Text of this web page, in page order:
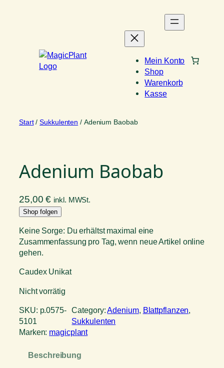
Mein Konto
Shop
Warenkorb
Kasse
Start/Sukkulenten / Adenium Baobab
Adenium Baobab
25,00€ inkl. MWSt.
Shop folgen
Keine Sorge: Du erhältst maximal eine
Zusammenfassung pro Tag, wenn neue Artikel online
gehen.
Caudex Unikat
Nicht vorrätig
SKU: p.0575-
5101
Category:Adenium, Blattpflanzen
Sukkulenten
Marken: magicplant
Beschreibung